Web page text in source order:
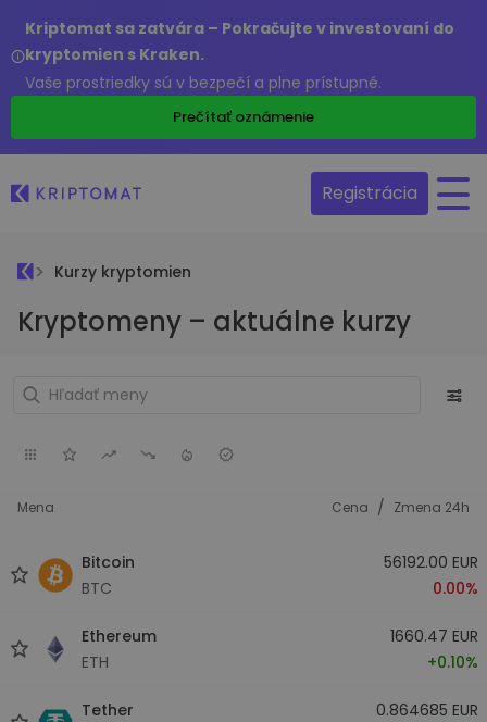
Kriptomat sa zatvára – Pokračujte v investovaní do
kryptomien s Kraken.
Vaše prostriedky sú v bezpečí a plne prístupné.
Prečítať oznámenie
Registrácia
Kurzy kryptomien
Kryptomeny – aktuálne kurzy
Mena Cena / Zmena 24h
Bitcoin
BTC
56192.00 EUR
0.00%
Ethereum
ETH
1660.47 EUR
+0.10%
Tether
0.864685 EUR